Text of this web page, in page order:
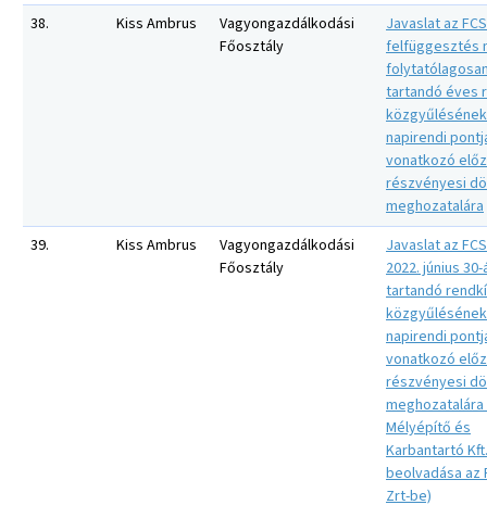
38.
Kiss Ambrus
Vagyongazdálkodási
Főosztály
Javaslat az
felfüggesztés
tartandó éves
közgyűlésének
napirendi
vonatkozó
részvényesi
meghozatalára
39.
Kiss Ambrus
Vagyongazdálkodási
Főosztály
Javaslat az
2022. június 30-
tartandó
közgyűlésének
napirendi
vonatkozó
részvényesi
meghozatalára
Mélyépítő és
Karbantartó Kft.
beolvadása az
Zrt-be)